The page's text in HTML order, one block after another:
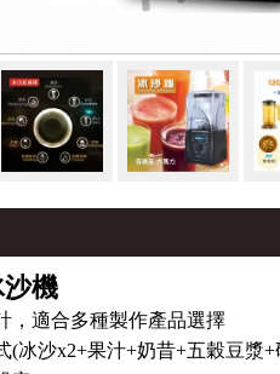
機
，適合多種製作產品選擇
(冰沙x2+果汁+奶昔+五穀豆漿